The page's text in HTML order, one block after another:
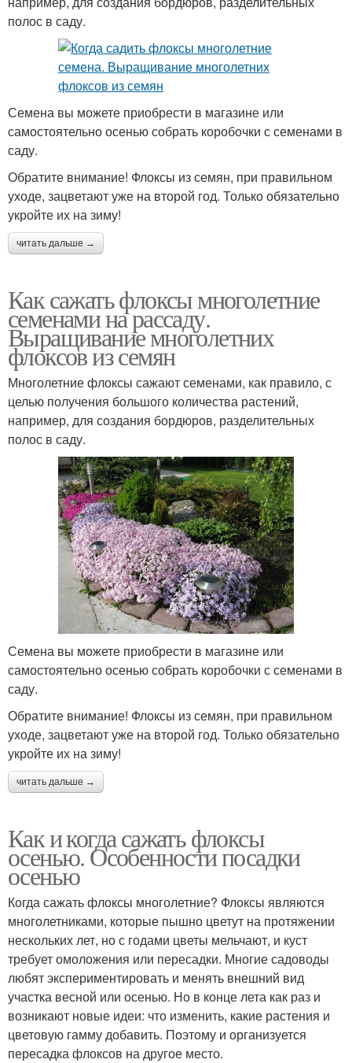
полос в саду.
Семена вы можете приобрести в магазине или
самостоятельно осенью собрать коробочки с семенами в
саду.
Обратите внимание! Флоксы из семян, при правильном
уходе, зацветают уже на второй год. Только обязательно
укройте их на зиму!
читать дальше →
Как сажать флоксы многолетние
семенами на рассаду.
Выращивание многолетних
флоксов из семян
Многолетние флоксы сажают семенами, как правило, с
целью получения большого количества растений,
например, для создания бордюров, разделительных
полос в саду.
Семена вы можете приобрести в магазине или
самостоятельно осенью собрать коробочки с семенами в
саду.
Обратите внимание! Флоксы из семян, при правильном
уходе, зацветают уже на второй год. Только обязательно
укройте их на зиму!
читать дальше →
Как и когда сажать флоксы
осенью. Особенности посадки
осенью
Когда сажать флоксы многолетние? Флоксы являются
многолетниками, которые пышно цветут на протяжении
нескольких лет, но с годами цветы мельчают, и куст
требует омоложения или пересадки. Многие садоводы
любят экспериментировать и менять внешний вид
участка весной или осенью. Но в конце лета как раз и
возникают новые идеи: что изменить, какие растения и
цветовую гамму добавить. Поэтому и организуется
пересадка флоксов на другое место.